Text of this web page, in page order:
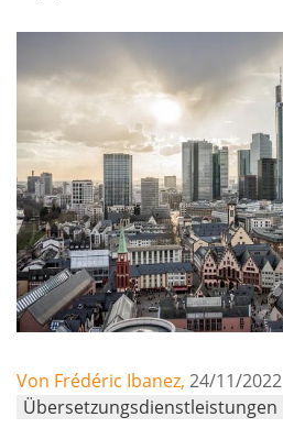
Von Frédéric Ibanez, 24/11/2022
Übersetzungsdienstleistungen